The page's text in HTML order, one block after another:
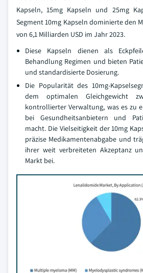
Kapseln, 15mg Kapseln und 25mg
Segment 10mg Kapseln dominierte den
von 6,1 Milliarden USD im Jahr 2023.
Diese Kapseln dienen als
Behandlung Regimen und bieten
und standardisierte Dosierung.
Die Popularität des 10mg-
dem optimalen Gleichgewicht
kontrollierter Verwaltung, was es zu
bei Gesundheitsanbietern und
macht. Die Vielseitigkeit der 10mg
präzise Medikamentenabgabe und
ihrer weit verbreiteten Akzeptanz
Markt bei.